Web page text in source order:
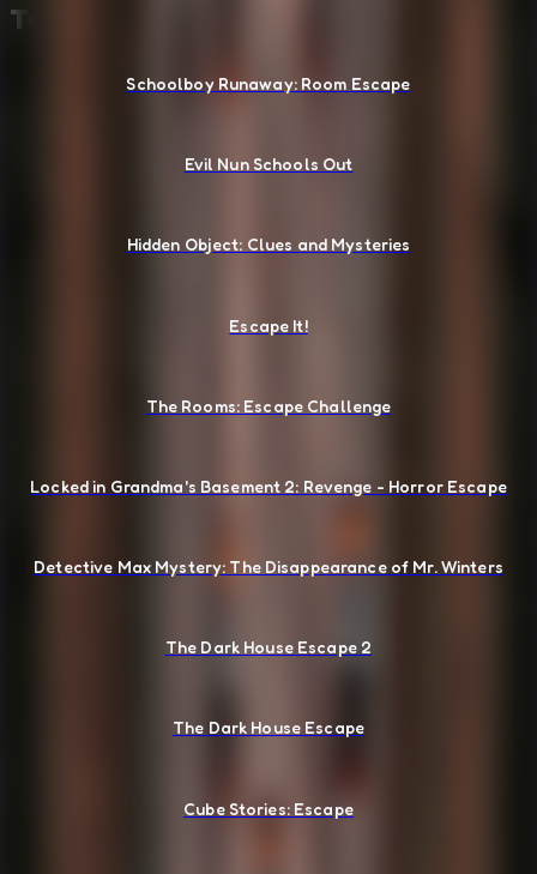
También te puede gustar
Schoolboy Runaway: Room Escape
Evil Nun Schools Out
Hidden Object: Clues and Mysteries
Escape It!
The Rooms: Escape Challenge
Locked in Grandma's Basement 2: Revenge - Horror Escape
Detective Max Mystery: The Disappearance of Mr. Winters
The Dark House Escape 2
The Dark House Escape
Cube Stories: Escape